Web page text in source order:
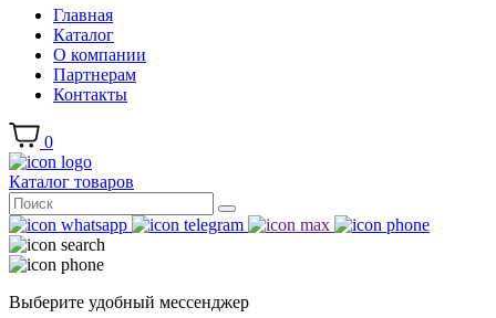
Главная
Каталог
О компании
Партнерам
Контакты
0
Каталог товаров
Поиск
for:
Выберите удобный мессенджер